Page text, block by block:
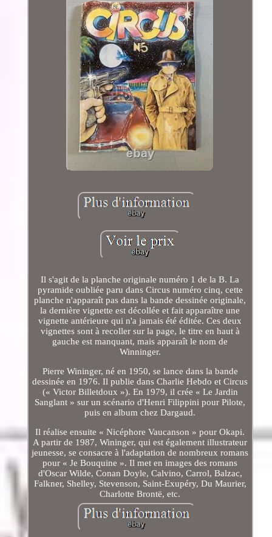
Il s'agit de la planche originale numéro 1 de la B. La
pyramide oubliée paru dans Circus numéro cinq, cette
planche n'apparaît pas dans la bande dessinée originale,
la dernière vignette est décollée et fait apparaître une
vignette antérieure qui n'a jamais été éditée. Ces deux
vignettes sont à recoller sur la page, le titre en haut à
gauche est manquant, mais apparaît le nom de
Winninger.
Pierre Wininger, né en 1950, se lance dans la bande
dessinée en 1976. Il publie dans Charlie Hebdo et Circus
(« Victor Billetdoux »). En 1979, il crée « Le Jardin
Sanglant » sur un scénario d'Henri Filippini pour Pilote,
puis en album chez Dargaud.
Il réalise ensuite « Nicéphore Vaucanson » pour Okapi.
A partir de 1987, Wininger, qui est également illustrateur
jeunesse, se consacre à l'adaptation de nombreux romans
pour « Je Bouquine ». Il met en images des romans
d'Oscar Wilde, Conan Doyle, Calvino, Carrol, Balzac,
Falkner, Shelley, Stevenson, Saint-Exupéry, Du Maurier,
Charlotte Brontë, etc.